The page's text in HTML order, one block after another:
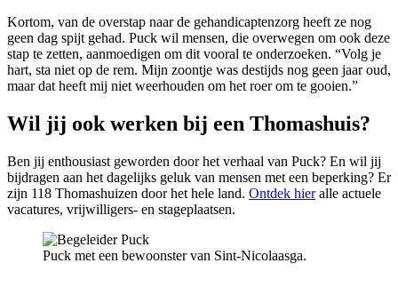
Kortom, van de overstap naar de gehandicaptenzorg heeft ze nog
geen dag spijt gehad. Puck wil mensen, die overwegen om ook deze
stap te zetten, aanmoedigen om dit vooral te onderzoeken. “Volg je
hart, sta niet op de rem. Mijn zoontje was destijds nog geen jaar oud,
maar dat heeft mij niet weerhouden om het roer om te gooien.”
Wil jij ook werken bij een Thomashuis?
Ben jij enthousiast geworden door het verhaal van Puck? En wil jij
bijdragen aan het dagelijks geluk van mensen met een beperking? Er
zijn 118 Thomashuizen door het hele land. Ontdek hieralle actuele
vacatures, vrijwilligers- en stageplaatsen.
Puck met een bewoonster van Sint-Nicolaasga.